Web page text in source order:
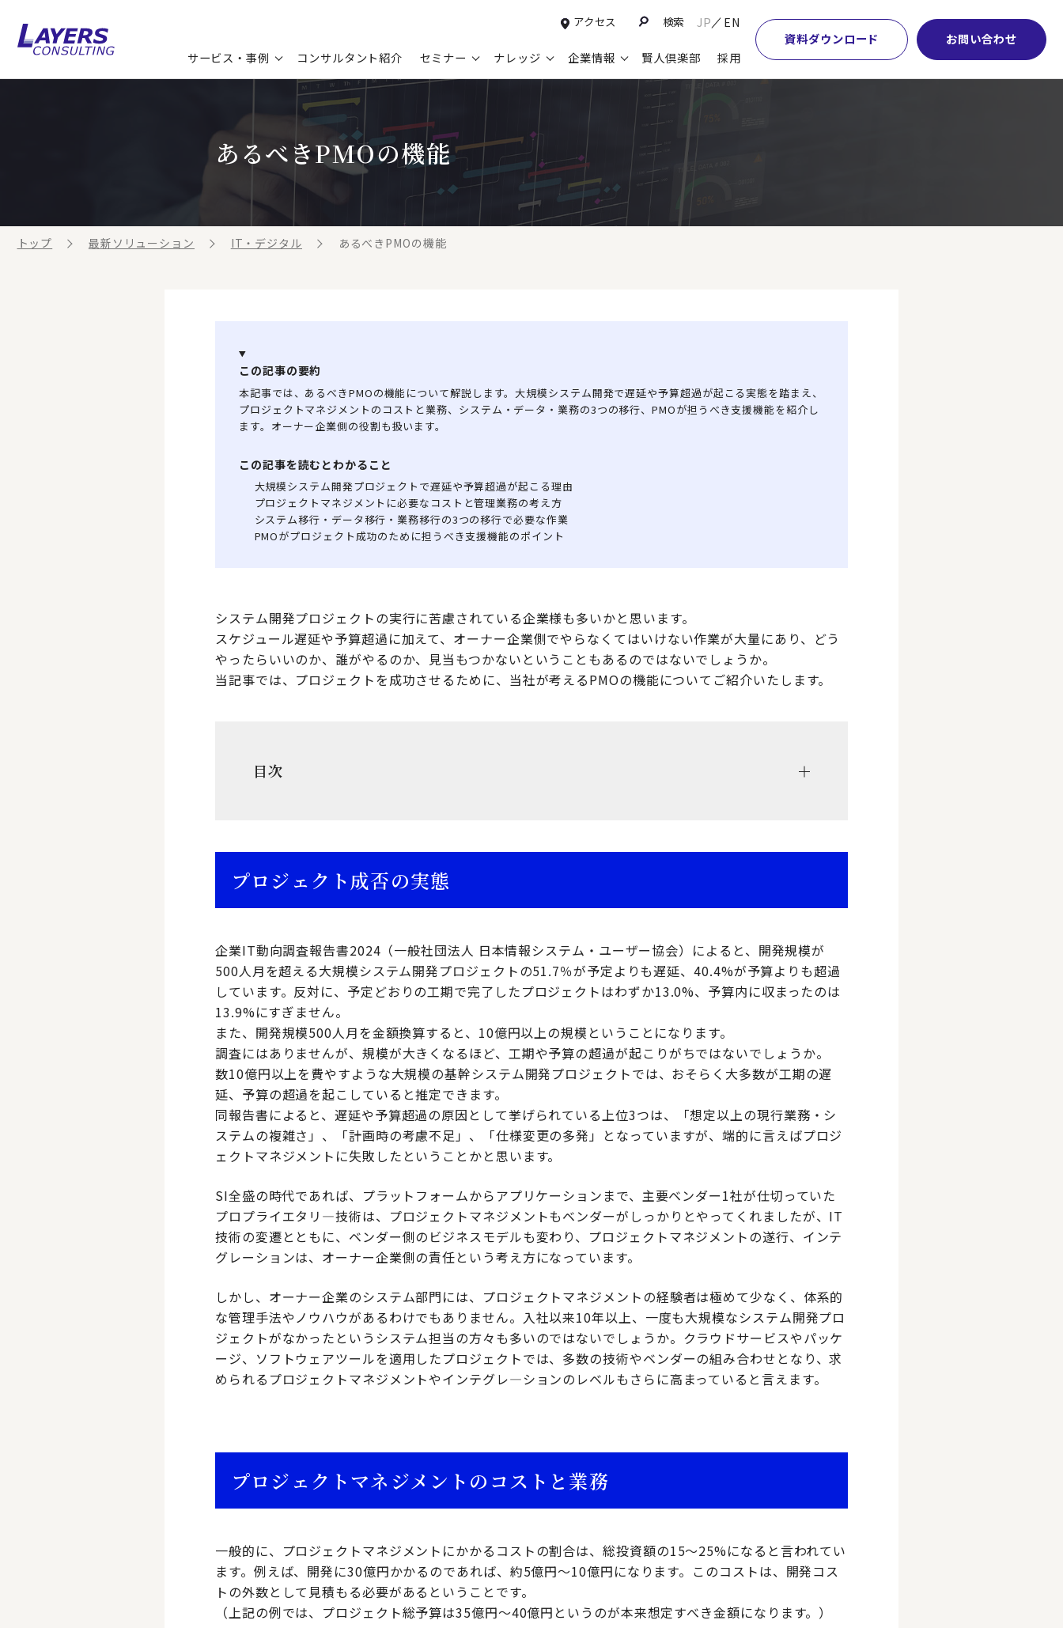
アクセス 検索 JP EN
サービス・事例 コンサルタント紹介 セミナー ナレッジ 企業情報 賢人倶楽部 採用
資料ダウンロード お問い合わせ
コンサルティングサービス
コンサルティング事例
お客様の声
コンサルティングサービスTOP
新規事業開発・ビジネスモデル変革・
M&A支援
グループ・グローバル経営管理
ガバナンス・リスクマネジメント強化
ビジネスプロセスアウトソーシング
セミナー情報TOP
申込み受付中のセミナー
配信中のセミナーアーカイブ
過去のセミナー
最新ソリューション
ビジネス用語集
ビジネステーマ解説集
最新ソリューションTOP
経営全般
経営企画・事業戦略
経営管理・経理・財務
人事
【特集】FP＆Aへの旅
連載／寄稿／書籍
企業情報TOP
会社概要
トップメッセージ
コンプライアンス（法令遵守）
レイヤーズ・コンサルティングの特徴
パートナーシップ
お知らせTOP
ニュース
メディア掲載
あるべきPMOの機能
トップ 最新ソリューション IT・デジタル あるべきPMOの機能
この記事の要約
本記事では、あるべきPMOの機能について解説します。大規模システム開発で遅延や予算超過が起こる実態を踏まえ、
プロジェクトマネジメントのコストと業務、システム・データ・業務の3つの移行、PMOが担うべき支援機能を紹介し
ます。オーナー企業側の役割も扱います。
この記事を読むとわかること
大規模システム開発プロジェクトで遅延や予算超過が起こる理由
プロジェクトマネジメントに必要なコストと管理業務の考え方
システム移行・データ移行・業務移行の3つの移行で必要な作業
PMOがプロジェクト成功のために担うべき支援機能のポイント
システム開発プロジェクトの実行に苦慮されている企業様も多いかと思います。
スケジュール遅延や予算超過に加えて、オーナー企業側でやらなくてはいけない作業が大量にあり、どう
やったらいいのか、誰がやるのか、見当もつかないということもあるのではないでしょうか。
当記事では、プロジェクトを成功させるために、当社が考えるPMOの機能についてご紹介いたします。
目次
プロジェクト成否の実態
企業IT動向調査報告書2024（一般社団法人 日本情報システム・ユーザー協会）によると、開発規模が
500人月を超える大規模システム開発プロジェクトの51.7％が予定よりも遅延、40.4%が予算よりも超過
しています。反対に、予定どおりの工期で完了したプロジェクトはわずか13.0%、予算内に収まったのは
13.9%にすぎません。
また、開発規模500人月を金額換算すると、10億円以上の規模ということになります。
調査にはありませんが、規模が大きくなるほど、工期や予算の超過が起こりがちではないでしょうか。
数10億円以上を費やすような大規模の基幹システム開発プロジェクトでは、おそらく大多数が工期の遅
延、予算の超過を起こしていると推定できます。
同報告書によると、遅延や予算超過の原因として挙げられている上位3つは、「想定以上の現行業務・シ
ステムの複雑さ」、「計画時の考慮不足」、「仕様変更の多発」となっていますが、端的に言えばプロジ
ェクトマネジメントに失敗したということかと思います。
SI全盛の時代であれば、プラットフォームからアプリケーションまで、主要ベンダー1社が仕切っていた
プロプライエタリ―技術は、プロジェクトマネジメントもベンダーがしっかりとやってくれましたが、IT
技術の変遷とともに、ベンダー側のビジネスモデルも変わり、プロジェクトマネジメントの遂行、インテ
グレーションは、オーナー企業側の責任という考え方になっています。
しかし、オーナー企業のシステム部門には、プロジェクトマネジメントの経験者は極めて少なく、体系的
な管理手法やノウハウがあるわけでもありません。入社以来10年以上、一度も大規模なシステム開発プロ
ジェクトがなかったというシステム担当の方々も多いのではないでしょうか。クラウドサービスやパッケ
ージ、ソフトウェアツールを適用したプロジェクトでは、多数の技術やベンダーの組み合わせとなり、求
められるプロジェクトマネジメントやインテグレ―ションのレベルもさらに高まっていると言えます。
プロジェクトマネジメントのコストと業務
一般的に、プロジェクトマネジメントにかかるコストの割合は、総投資額の15～25%になると言われてい
ます。例えば、開発に30億円かかるのであれば、約5億円～10億円になります。このコストは、開発コス
トの外数として見積もる必要があるということです。
（上記の例では、プロジェクト総予算は35億円～40億円というのが本来想定すべき金額になります。）